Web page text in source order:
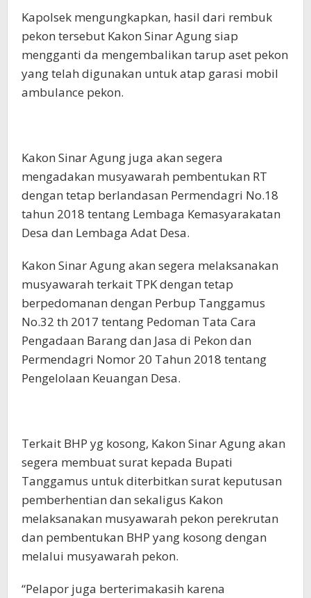
Kapolsek mengungkapkan, hasil dari rembuk
pekon tersebut Kakon Sinar Agung siap
mengganti da mengembalikan tarup aset pekon
yang telah digunakan untuk atap garasi mobil
ambulance pekon.
Kakon Sinar Agung juga akan segera
mengadakan musyawarah pembentukan RT
dengan tetap berlandasan Permendagri No.18
tahun 2018 tentang Lembaga Kemasyarakatan
Desa dan Lembaga Adat Desa.
Kakon Sinar Agung akan segera melaksanakan
musyawarah terkait TPK dengan tetap
berpedomanan dengan Perbup Tanggamus
No.32 th 2017 tentang Pedoman Tata Cara
Pengadaan Barang dan Jasa di Pekon dan
Permendagri Nomor 20 Tahun 2018 tentang
Pengelolaan Keuangan Desa.
Terkait BHP yg kosong, Kakon Sinar Agung akan
segera membuat surat kepada Bupati
Tanggamus untuk diterbitkan surat keputusan
pemberhentian dan sekaligus Kakon
melaksanakan musyawarah pekon perekrutan
dan pembentukan BHP yang kosong dengan
melalui musyawarah pekon.
“Pelapor juga berterimakasih karena